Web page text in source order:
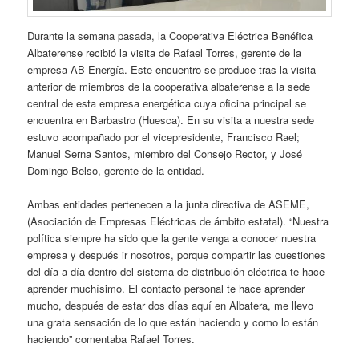
Durante la semana pasada, la Cooperativa Eléctrica Benéfica
Albaterense recibió la visita de Rafael Torres, gerente de la
empresa AB Energía. Este encuentro se produce tras la visita
anterior de miembros de la cooperativa albaterense a la sede
central de esta empresa energética cuya oficina principal se
encuentra en Barbastro (Huesca). En su visita a nuestra sede
estuvo acompañado por el vicepresidente, Francisco Rael;
Manuel Serna Santos, miembro del Consejo Rector, y José
Domingo Belso, gerente de la entidad.
Ambas entidades pertenecen a la junta directiva de ASEME,
(Asociación de Empresas Eléctricas de ámbito estatal). “Nuestra
política siempre ha sido que la gente venga a conocer nuestra
empresa y después ir nosotros, porque compartir las cuestiones
del día a día dentro del sistema de distribución eléctrica te hace
aprender muchísimo. El contacto personal te hace aprender
mucho, después de estar dos días aquí en Albatera, me llevo
una grata sensación de lo que están haciendo y como lo están
haciendo” comentaba Rafael Torres.